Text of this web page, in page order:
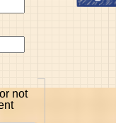
not